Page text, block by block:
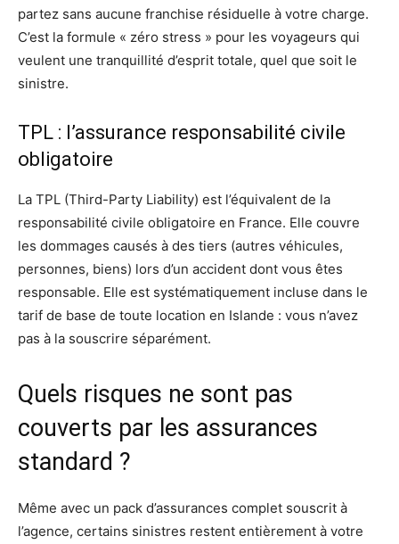
partez sans aucune franchise résiduelle à votre charge.
C’est la formule « zéro stress » pour les voyageurs qui
veulent une tranquillité d’esprit totale, quel que soit le
sinistre.
TPL : l’assurance responsabilité civile
obligatoire
La TPL (Third-Party Liability) est l’équivalent de la
responsabilité civile obligatoire en France. Elle couvre
les dommages causés à des tiers (autres véhicules,
personnes, biens) lors d’un accident dont vous êtes
responsable. Elle est systématiquement incluse dans le
tarif de base de toute location en Islande : vous n’avez
pas à la souscrire séparément.
Quels risques ne sont pas
couverts par les assurances
standard ?
Même avec un pack d’assurances complet souscrit à
l’agence, certains sinistres restent entièrement à votre